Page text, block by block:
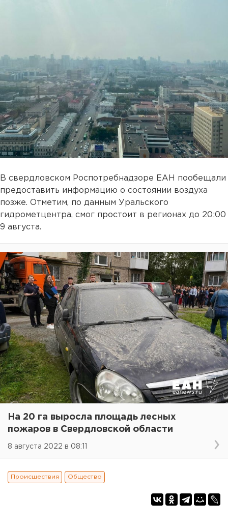
В свердловском Роспотребнадзоре ЕАН пообещали
предоставить информацию о состоянии воздуха
позже. Отметим, по данным Уральского
гидрометцентра, смог простоит в регионах до 20:00
9 августа.
На 20 га выросла площадь лесных
пожаров в Свердловской области
8 августа 2022 в 08:11
Происшествия Общество